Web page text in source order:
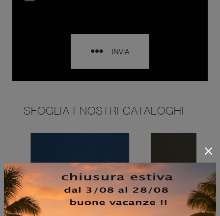
INVIA
SFOGLIA I NOSTRI CATALOGHI